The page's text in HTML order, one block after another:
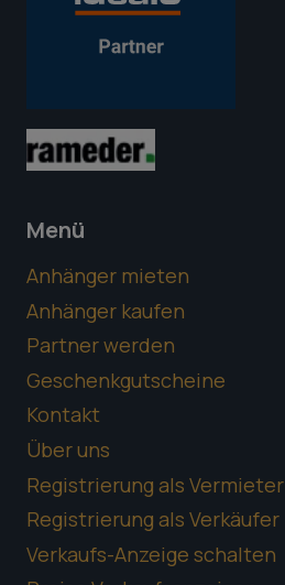
Menü
Anhänger mieten
Anhänger kaufen
Partner werden
Geschenkgutscheine
Kontakt
Über uns
Registrierung als Vermieter
Registrierung als Verkäufer
Verkaufs-Anzeige schalten